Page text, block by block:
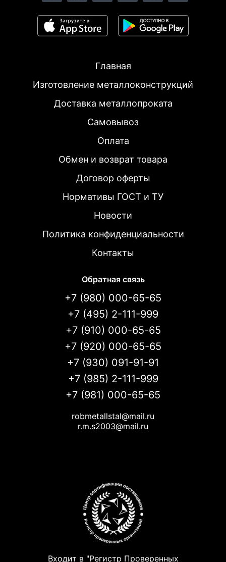
Главная
Изготовление металлоконструкций
Доставка металлопроката
Самовывоз
Оплата
Обмен и возврат товара
Договор оферты
Нормативы ГОСТ и ТУ
Новости
Политика конфиденциальности
Контакты
Обратная связь
+7 (980) 000-65-65
+7 (495) 2-111-999
+7 (910) 000-65-65
+7 (920) 000-65-65
+7 (930) 091-91-91
+7 (985) 2-111-999
+7 (981) 000-65-65
robmetallstal@mail.ru
r.m.s2003@mail.ru
Входит в "Регистр Проверенных